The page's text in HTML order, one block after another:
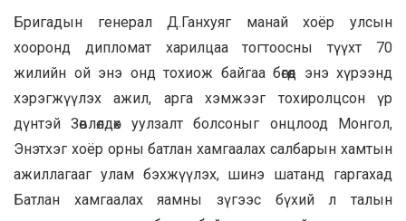
Бригадын генерал Д.Ганхуяг манай хоёр улсын
хооронд дипломат харилцаа тогтоосны түүхт 70
жилийн ой энэ онд тохиож байгаа бөгөөд энэ хүрээнд
хэрэгжүүлэх ажил, арга хэмжээг тохиролцсон үр
дүнтэй Зөвлөлдөх уулзалт болсоныг онцлоод Монгол,
Энэтхэг хоёр орны батлан хамгаалах салбарын хамтын
ажиллагааг улам бэхжүүлэх, шинэ шатанд гаргахад
Батлан хамгаалах яамны зүгээс бүхий л талын